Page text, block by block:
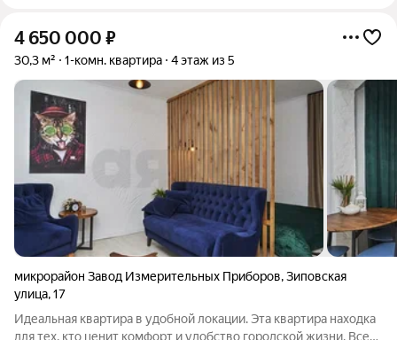
4 650 000 ₽
30,3 м² 1-комн. квартира 4 этаж из 5
микрорайон Завод Измерительных Приборов,Зиповская
улица,17
Идеальная квартира в удобной локации. Эта квартира находка
для тех, кто ценит комфорт и удобство городской жизни. Всего